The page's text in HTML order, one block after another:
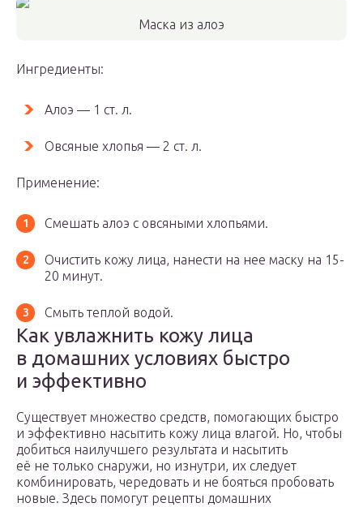
Маска из алоэ
Ингредиенты:
Алоэ — 1 ст. л.
Овсяные хлопья — 2 ст. л.
Применение:
Смешать алоэ с овсяными хлопьями.
Очистить кожу лица, нанести на нее маску на 15-
20 минут.
Смыть теплой водой.
Как увлажнить кожу лица
в домашних условиях быстро
и эффективно
Существует множество средств, помогающих быстро
и эффективно насытить кожу лица влагой. Но, чтобы
добиться наилучшего результата и насытить
её не только снаружи, но изнутри, их следует
комбинировать, чередовать и не бояться пробовать
новые. Здесь помогут рецепты домашних